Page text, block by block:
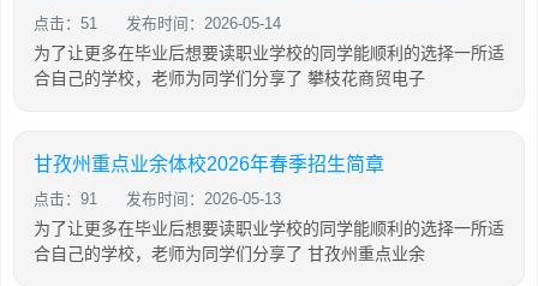
点击：51 发布时间：2026-05-14
为了让更多在毕业后想要读职业学校的同学能顺利的选择一所适
合自己的学校，老师为同学们分享了 攀枝花商贸电子
甘孜州重点业余体校2026年春季招生简章
点击：91 发布时间：2026-05-13
为了让更多在毕业后想要读职业学校的同学能顺利的选择一所适
合自己的学校，老师为同学们分享了 甘孜州重点业余